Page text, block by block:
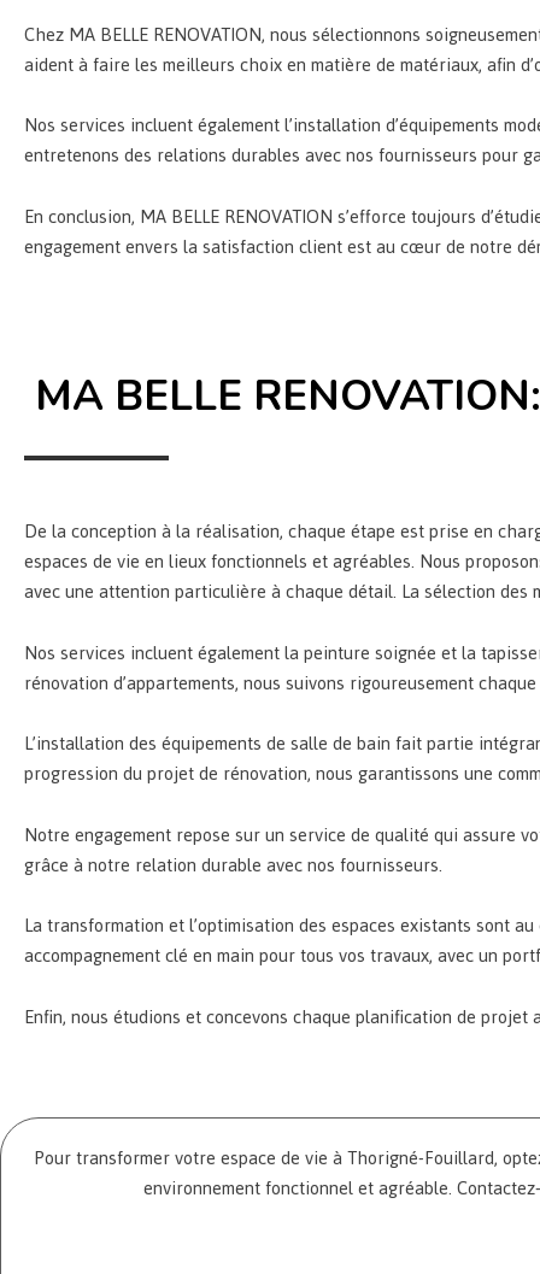
Chez MA BELLE RENOVATION, nous sélectionnons
aident à faire les meilleurs choix en matière de matériaux, afin
Nos services incluent également l’installation d’équipements
entretenons des relations durables avec nos fournisseurs pour
En conclusion, MA BELLE RENOVATION s’efforce toujours
engagement envers la satisfaction client est au cœur de notre
MA BELLE
De la conception à la réalisation, chaque étape est prise en
espaces de vie en lieux fonctionnels et agréables. Nous
avec une attention particulière à chaque détail. La sélection
Nos services incluent également la peinture soignée et la
rénovation d’appartements, nous suivons rigoureusement
L’installation des équipements de salle de bain fait partie
progression du projet de rénovation, nous garantissons une
Notre engagement repose sur un service de qualité qui assure
grâce à notre relation durable avec nos fournisseurs.
La transformation et l’optimisation des espaces existants sont
accompagnement clé en main pour tous vos travaux, avec un
Enfin, nous étudions et concevons chaque planification de
Pour transformer votre espace de vie à Thorigné-Fouillard,
environnement fonctionnel et agréable.